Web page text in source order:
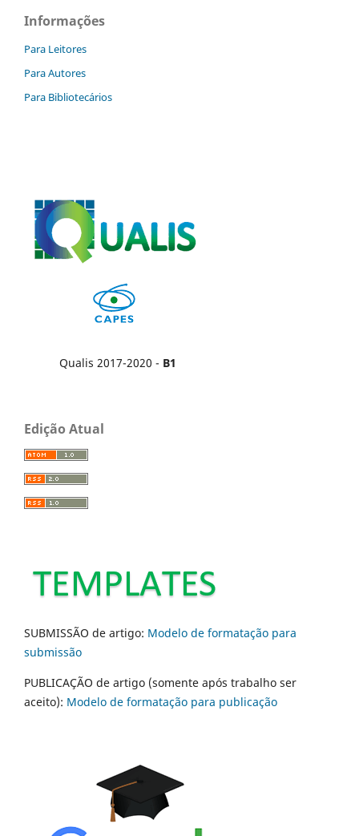
Informações
Para Leitores
Para Autores
Para Bibliotecários
Qualis 2017-2020 - B1
Edição Atual
SUBMISSÃO de artigo: Modelo de formatação para
submissão
PUBLICAÇÃO de artigo (somente após trabalho ser
aceito): Modelo de formatação para publicação